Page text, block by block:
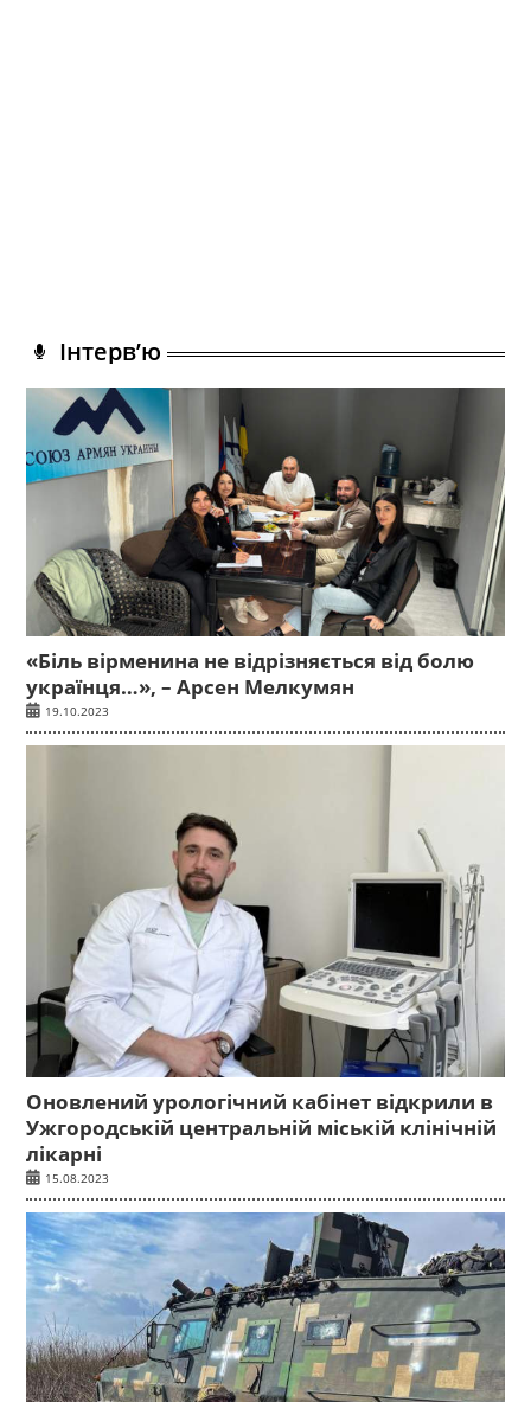
Інтерв’ю
«Біль вірменина не відрізняється від болю
українця…», – Арсен Мелкумян
19.10.2023
Оновлений урологічний кабінет відкрили в
Ужгородській центральній міській клінічній
лікарні
15.08.2023